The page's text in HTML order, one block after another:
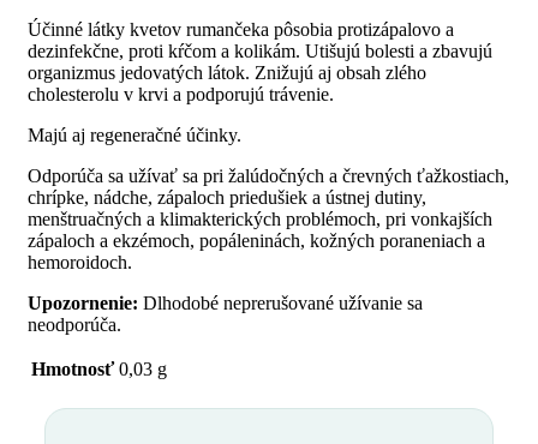
Účinné látky kvetov rumančeka pôsobia protizápalovo a
dezinfekčne, proti kŕčom a kolikám. Utišujú bolesti a zbavujú
organizmus jedovatých látok. Znižujú aj obsah zlého
cholesterolu v krvi a podporujú trávenie.
Majú aj regeneračné účinky.
Odporúča sa užívať sa pri žalúdočných a črevných ťažkostiach,
chrípke, nádche, zápaloch priedušiek a ústnej dutiny,
menštruačných a klimakterických problémoch, pri vonkajších
zápaloch a ekzémoch, popáleninách, kožných poraneniach a
hemoroidoch.
Upozornenie: Dlhodobé neprerušované užívanie sa
neodporúča.
Hmotnosť 0,03 g